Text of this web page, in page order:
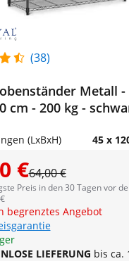
(38)
Metall -
cm - 200 kg -
(LxBxH) 45 x
€64,00 €
Preis in den 30 Tagen vor
begrenztes Angebot
LIEFERUNG bis ca.